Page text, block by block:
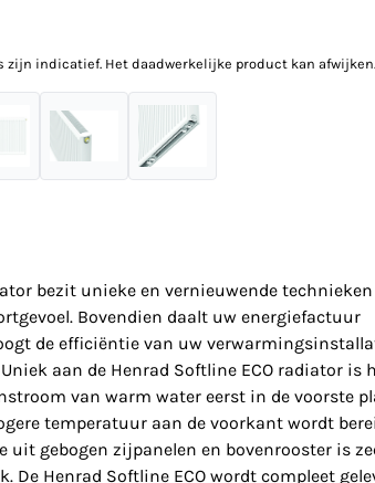
zijn indicatief. Het daadwerkelijke product kan afwijken.
bezit unieke en vernieuwende technieken
Bovendien daalt uw energiefactuur
de efficiëntie van uw
aan de Henrad Softline ECO radiator is
van warm water eerst in de voorste
temperatuur aan de voorkant wordt
uit gebogen zijpanelen en bovenrooster is
Henrad Softline ECO wordt compleet